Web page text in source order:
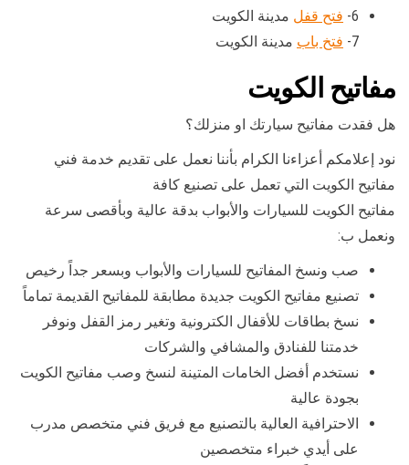
6- فتح قفل مدينة الكويت
7- فتخ باب مدينة الكويت
مفاتيح الكويت
هل فقدت مفاتيح سيارتك او منزلك؟
نود إعلامكم أعزاءنا الكرام بأننا نعمل على تقديم خدمة فني
مفاتيح الكويت التي تعمل على تصنيع كافة
مفاتيح الكويت للسيارات والأبواب بدقة عالية وبأقصى سرعة
ونعمل ب:
صب ونسخ المفاتيح للسيارات والأبواب وبسعر جداً رخيص
تصنيع مفاتيح الكويت جديدة مطابقة للمفاتيح القديمة تماماً
نسخ بطاقات للأقفال الكترونية وتغير رمز القفل ونوفر
خدمتنا للفنادق والمشافي والشركات
نستخدم أفضل الخامات المتينة لنسخ وصب مفاتيح الكويت
بجودة عالية
الاحترافية العالية بالتصنيع مع فريق فني متخصص مدرب
على أيدي خبراء متخصصين